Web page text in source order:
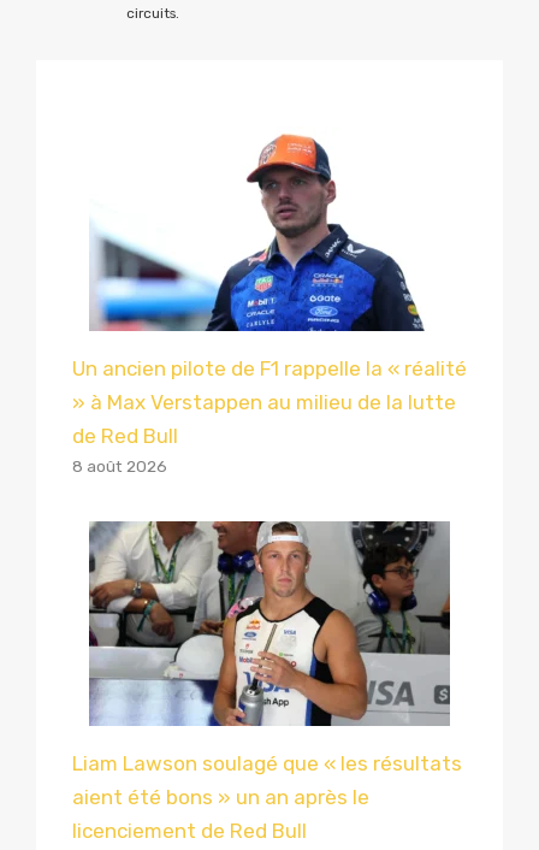
circuits.
Un ancien pilote de F1 rappelle la « réalité
» à Max Verstappen au milieu de la lutte
de Red Bull
8 août 2026
Liam Lawson soulagé que « les résultats
aient été bons » un an après le
licenciement de Red Bull